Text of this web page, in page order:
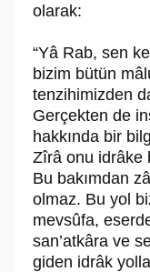
olarak:
“Yâ Rab, sen
bizim bütün
tenzihimizden
Gerçekten de
hakkında bir
Zîrâ onu idrâke
Bu bakımdan
olmaz. Bu yol
mevsûfa,
san’atkâra ve
giden idrâk